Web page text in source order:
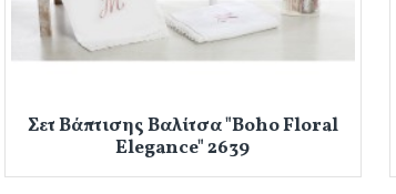
Σετ Βάπτισης Βαλίτσα "Boho Floral
Elegance" 2639